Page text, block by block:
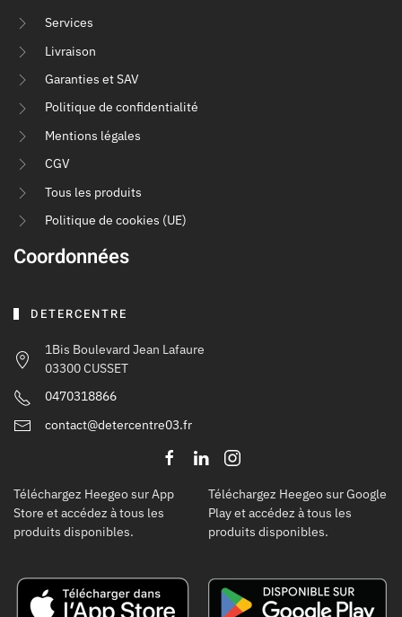
Services
Livraison
Garanties et SAV
Politique de confidentialité
Mentions légales
CGV
Tous les produits
Politique de cookies (UE)
Coordonnées
DETERCENTRE
1Bis Boulevard Jean Lafaure
03300 CUSSET
0470318866
contact@detercentre03.fr
Téléchargez Heegeo sur App
Store et accédez à tous les
produits disponibles.
Téléchargez Heegeo sur Google
Play et accédez à tous les
produits disponibles.